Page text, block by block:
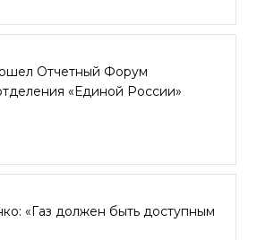
Отчетный Форум
«Единой России»
«Газ должен быть доступным